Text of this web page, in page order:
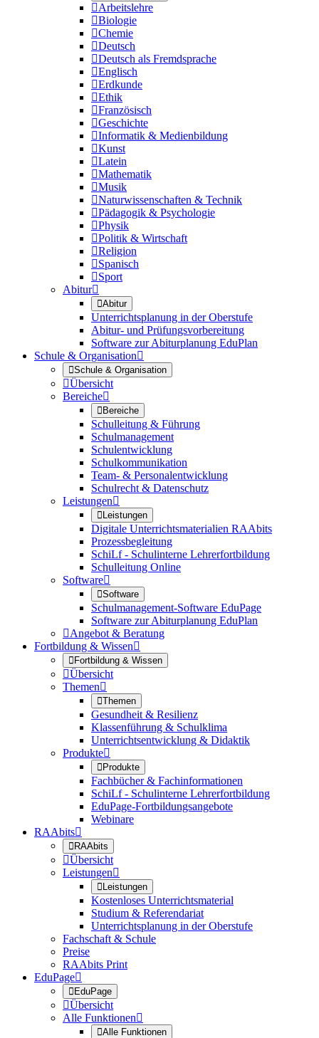
Arbeitslehre
Biologie
Chemie
Deutsch
Deutsch als Fremdsprache
Englisch
Erdkunde
Ethik
Französisch
Geschichte
Informatik & Medienbildung
Kunst
Latein
Mathematik
Musik
Naturwissenschaften & Technik
Pädagogik & Psychologie
Physik
Politik & Wirtschaft
Religion
Spanisch
Sport
Abitur
Abitur
Unterrichtsplanung in der Oberstufe
Abitur- und Prüfungsvorbereitung
Software zur Abiturplanung EduPlan
Schule & Organisation
Schule & Organisation
Übersicht
Bereiche
Bereiche
Schulleitung & Führung
Schulmanagement
Schulentwicklung
Schulkommunikation
Team- & Personalentwicklung
Schulrecht & Datenschutz
Leistungen
Leistungen
Digitale Unterrichtsmaterialien RAAbits
Prozessbegleitung
SchiLf - Schulinterne Lehrerfortbildung
Schulleitung Online
Software
Software
Schulmanagement-Software EduPage
Software zur Abiturplanung EduPlan
Angebot & Beratung
Fortbildung & Wissen
Fortbildung & Wissen
Übersicht
Themen
Themen
Gesundheit & Resilienz
Klassenführung & Schulklima
Unterrichtsentwicklung & Didaktik
Produkte
Produkte
Fachbücher & Fachinformationen
SchiLf - Schulinterne Lehrerfortbildung
EduPage-Fortbildungsangebote
Webinare
RAAbits
RAAbits
Übersicht
Leistungen
Leistungen
Kostenloses Unterrichtsmaterial
Studium & Referendariat
Unterrichtsplanung in der Oberstufe
Fachschaft & Schule
Preise
RAAbits Print
EduPage
EduPage
Übersicht
Alle Funktionen
Alle Funktionen